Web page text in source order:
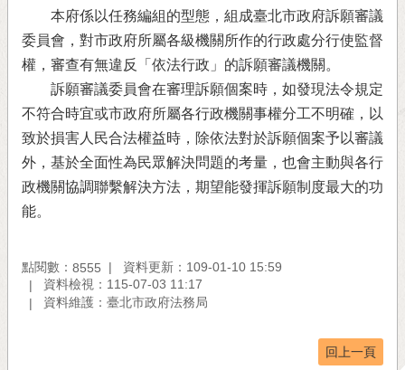
本府係以任務編組的型態，組成臺北市政府訴願審議
委員會，對市政府所屬各級機關所作的行政處分行使監督
權，審查有無違反「依法行政」的訴願審議機關。
訴願審議委員會在審理訴願個案時，如發現法令規定
不符合時宜或市政府所屬各行政機關事權分工不明確，以
致於損害人民合法權益時，除依法對於訴願個案予以審議
外，基於全面性為民眾解決問題的考量，也會主動與各行
政機關協調聯繫解決方法，期望能發揮訴願制度最大的功
能。
點閱數： 8555
資料更新：109-01-10 15:59
資料檢視：115-07-03 11:17
資料維護：臺北市政府法務局
回上一頁